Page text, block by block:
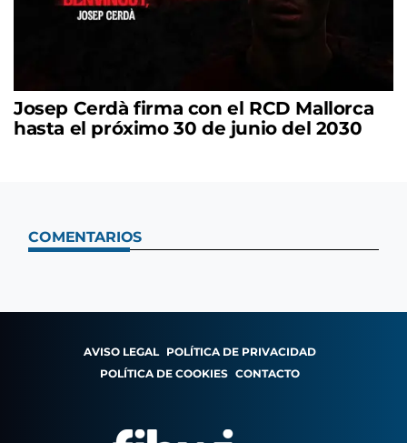
Josep Cerdà firma con el RCD Mallorca
hasta el próximo 30 de junio del 2030
COMENTARIOS
AVISO LEGAL POLÍTICA DE PRIVACIDAD
POLÍTICA DE COOKIES CONTACTO